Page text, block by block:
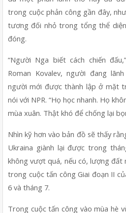
trong cuộc phản công gần đây,
tương đối nhỏ trong tổng thể
đóng.
“Người Nga biết cách chiến
Roman Kovalev, người đang
người mới được thành lập ở mặt
nói với NPR. “Họ học nhanh. Họ
mùa xuân. Thật khó để chống lại
Nhìn kỹ hơn vào bản đồ sẽ thấy
Ukraina giành lại được trong
không vượt quá, nếu có, lượng
trong cuộc tấn công Giai đoạn II
6 và tháng 7.
Trong cuộc tấn công vào mùa hè